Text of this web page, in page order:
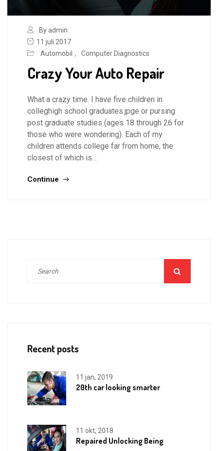
By admin
11 juli 2017
Automobil , Computer Diagnostics
Crazy Your Auto Repair
What a crazy time. I have five children in
colleghigh school graduates.jpge or pursing
post graduate studies (ages 18 through 26 for
those who were wondering). Each of my
children attends college far from home, the
closest of which is…
Continue
Recent posts
11 jan, 2019
20th car looking smarter
11 okt, 2018
Repaired Unlocking Being